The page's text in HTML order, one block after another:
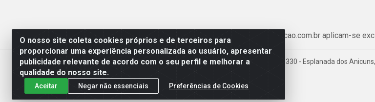
O nosso site coleta cookies próprios e de terceiros para
proporcionar uma experiência personalizada ao usuário, apresentar
publicidade relevante de acordo com o seu perfil e melhorar a
qualidade do nosso site.
Aceitar Negar não essenciais Preferências de Cookies
Os preços e condições de www.safrairrigacao.com.br aplicam-se
Safra Agrícola e Pecuária LTDA - Avenida Castelo Branco, 5330 - Esplanada dos